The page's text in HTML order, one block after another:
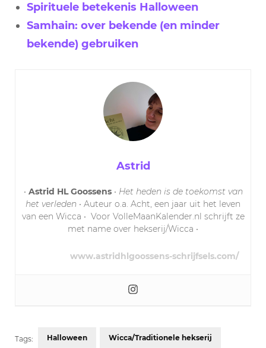
Spirituele betekenis Halloween
Samhain: over bekende (en minder
bekende) gebruiken
Astrid
• Astrid HL Goossens• Het heden is de toekomst van
het verleden • Auteur o.a. Acht, een jaar uit het leven
van een Wicca • Voor VolleMaanKalender.nl schrijft ze
met name over hekserij/Wicca •
www.astridhlgoossens-schrijfsels.com/
Tags: Halloween Wicca/Traditionele hekserij